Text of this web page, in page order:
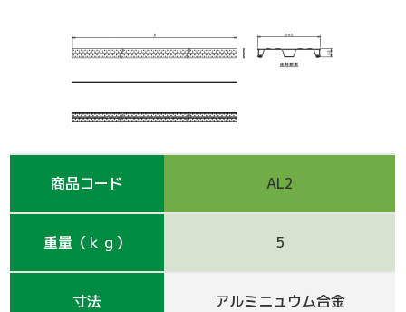
アシタル株式会社 カタログ
サイト
ブラケット-1
巾木-1
先行手摺-2
踏板-2
その他-2
踏板-3
手摺-3
巾木-3
梁枠
ネット関係
アルミ梯子
共通部材
鋼管
シート関係
山留材
脚立
支保工
四角支柱
ゲート
ﾌﾗｯﾄﾊﾟﾈﾙ
その他レンタル
鉄板・ゴムマット
商品コード AL2
重量（ｋｇ） 5
寸法 アルミニュウム合金